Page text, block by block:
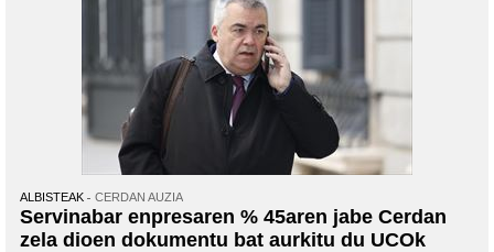
ALBISTEAK CERDAN AUZIA
Servinabar enpresaren % 45aren jabe Cerdan
zela dioen dokumentu bat aurkitu du UCOk